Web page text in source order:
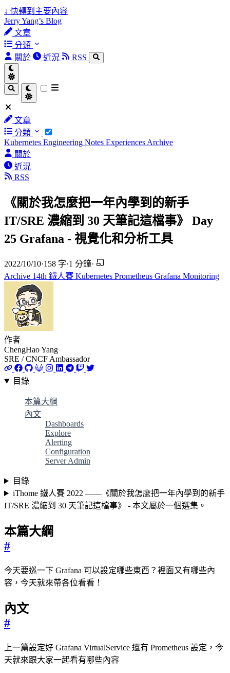
↓ 快轉到主要內容
Jerry Yang’s Blog
文章
分類
關於
近況 RSS
文章
分類
Kubernetes Engineering Notes Experiences Archive
關於
近況
RSS
《關於我怎麼把一年內學到的新手
IT/SRE 濃縮到 30 天筆記這檔事》 Day
25 Grafana - 視覺化和分析工具
2022/10/10·158 字·1 分鐘·
Archive 14th 鐵人賽 Kubernetes Prometheus Grafana Monitoring
作者
ChengHao Yang
SRE / CNCF Ambassador
目錄
本篇大綱
內文
Dashboards
Explore
Alerting
Configuration
Server Admin
目錄
iThome 鐵人賽 2022 ——《關於我怎麼把一年內學到的新手
IT/SRE 濃縮到 30 天筆記這檔事》 - 本文屬於一個選集。
本篇大綱
#
今天要巡一下 Grafana 可以設定哪些東西？裡面又有哪些內
容，今天就來帶各位看看！
內文
#
上一篇設定好 Grafana VirtualService 還有 Prometheus 設定，今
天就來跟大家一起看有哪些內容